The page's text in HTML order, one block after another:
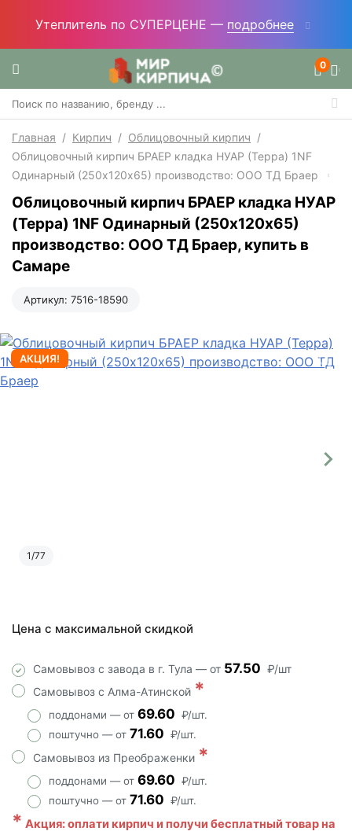
Утеплитель по СУПЕРЦЕНЕ — подробнее
0
Главная / Кирпич / Облицовочный кирпич /
Облицовочный кирпич БРАЕР кладка НУАР (Терра) 1NF
Одинарный (250х120х65) производство: ООО ТД Браер
Облицовочный кирпич БРАЕР кладка НУАР
(Терра) 1NF Одинарный (250х120х65)
производство: ООО ТД Браер, купить в
Самаре
Артикул: 7516-18590
АКЦИЯ!
1/77
Цена с максимальной скидкой
Самовывоз с завода в г. Тула — от 57.50 ₽/шт
Самовывоз с Алма-Атинской *
поддонами — от 69.60 ₽/шт.
поштучно — от 71.60 ₽/шт.
Самовывоз из Преображенки *
поддонами — от 69.60 ₽/шт.
поштучно — от 71.60 ₽/шт.
* Акция: оплати кирпич и получи бесплатный товар на